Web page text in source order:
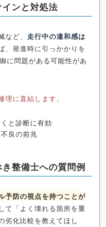
ンと対処法
ど、 走行中の違和感は
、発進時に引っかかりを
に問題がある可能性があ
に直結します。
と診断に有効
良の前兆
整備士への質問例
予防の視点を持つことが
て「よく壊れる箇所を重
劣化比較を教えてほし